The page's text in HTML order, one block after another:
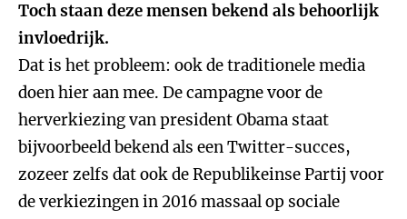
Toch staan deze mensen bekend als behoorlijk
invloedrijk.
Dat is het probleem: ook de traditionele media
doen hier aan mee. De campagne voor de
herverkiezing van president Obama staat
bijvoorbeeld bekend als een Twitter-succes,
zozeer zelfs dat ook de Republikeinse Partij voor
de verkiezingen in 2016 massaal op sociale